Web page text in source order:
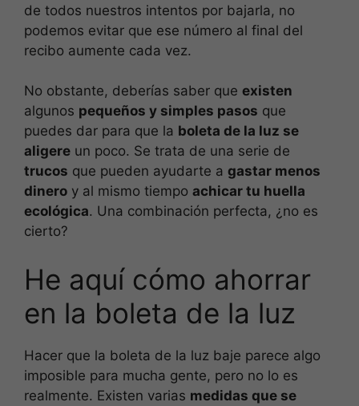
de todos nuestros intentos por bajarla, no
podemos evitar que ese número al final del
recibo aumente cada vez.
No obstante, deberías saber que existen
algunos pequeños y simples pasos que
puedes dar para que la boleta de la luz se
aligere un poco. Se trata de una serie de
trucos que pueden ayudarte a gastar menos
dinero y al mismo tiempo achicar tu huella
ecológica. Una combinación perfecta, ¿no es
cierto?
He aquí cómo ahorrar
en la boleta de la luz
Hacer que la boleta de la luz baje parece algo
imposible para mucha gente, pero no lo es
realmente. Existen varias medidas que se